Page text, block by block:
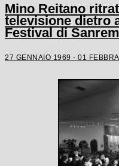
Mino Reitano
televisione dietro
Festival di
27 GENNAIO 1969 - 01